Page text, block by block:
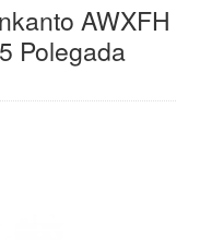
AWXFH
Polegada